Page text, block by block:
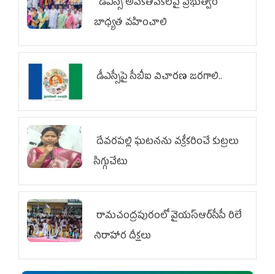
బాధ్యత వహించాలి
డీఎస్సీపై సీబీఐ విచారణ జరగాలి..
దేవరపల్లి ఘటనను వక్రీకరించే కుట్రలు
సిగ్గుచేటు
రామచంద్రపురంలో వైయ‌స్ఆర్‌సీపీ రిలే
నిరాహార దీక్షలు